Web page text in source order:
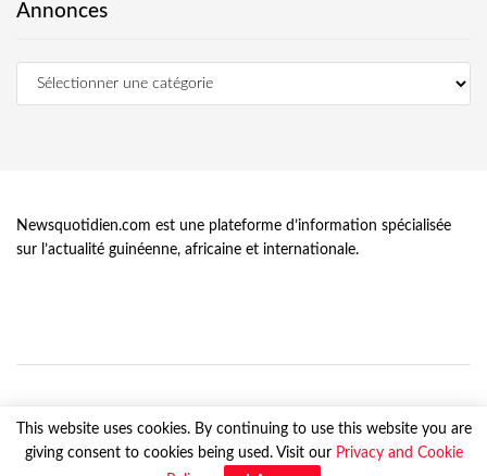
Annonces
Newsquotidien.com est une plateforme d’information spécialisée
sur l’actualité guinéenne, africaine et internationale.
© Newsquotidien.com, tous droits réservés
This website uses cookies. By continuing to use this website you are
giving consent to cookies being used. Visit our Privacy and Cookie